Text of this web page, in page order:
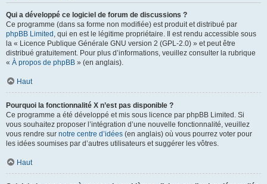
Qui a développé ce logiciel de forum de discussions ?
Ce programme (dans sa forme non modifiée) est produit et distribué par
phpBB Limited , qui en est le légitime propriétaire. Il est rendu accessible sous
la « Licence Publique Générale GNU version 2 (GPL-2.0) » et peut être
distribué gratuitement. Pour plus d’informations, veuillez consulter la rubrique
« À propos de phpBB » (en anglais).
Haut
Pourquoi la fonctionnalité X n’est pas disponible ?
Ce programme a été développé et mis sous licence par phpBB Limited. Si
vous souhaitez proposer l’intégration d’une nouvelle fonctionnalité, veuillez
vous rendre sur notre centre d’idées (en anglais) où vous pourrez voter pour
les idées soumises par d’autres utilisateurs et suggérer les vôtres.
Haut